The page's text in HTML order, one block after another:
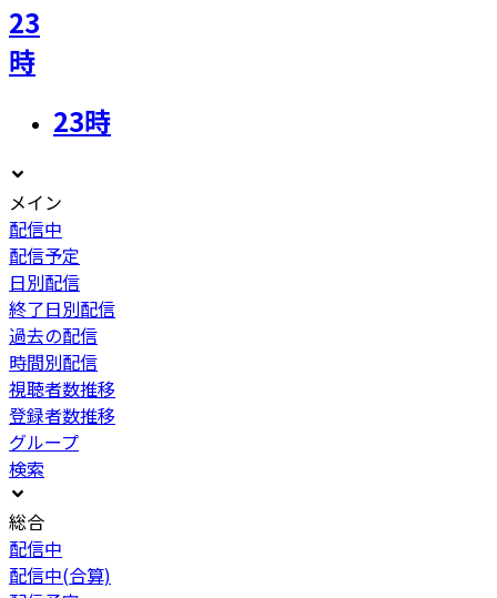
23
時
23時
メイン
配信中
配信予定
日別配信
終了日別配信
過去の配信
時間別配信
視聴者数推移
登録者数推移
グループ
検索
総合
配信中
配信中(合算)